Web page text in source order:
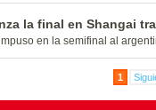
la final en Shangai
en la semifinal al
1